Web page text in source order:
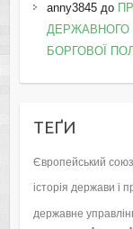
anny3845до
ДЕРЖАВНОГО
БОРГОВОЇ
ТЕҐИ
Європейський союз
історія держави і
державне